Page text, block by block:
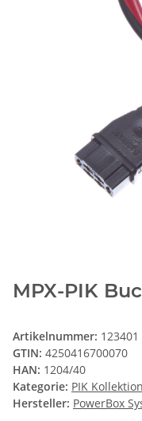
MPX-PIK
Artikelnummer: 123401
GTIN: 4250416700070
HAN: 1204/40
Kategorie: PIK Kollektion
Hersteller: PowerBox